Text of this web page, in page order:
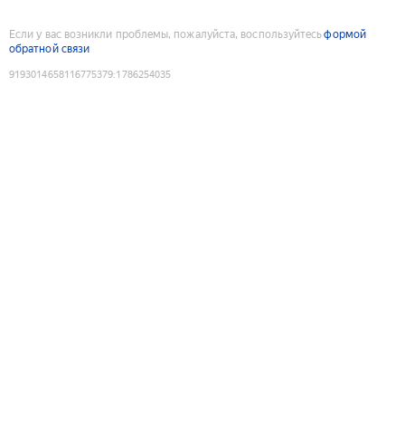
Если у вас возникли проблемы, пожалуйста, воспользуйтесьформой
обратной связи
9193014658116775379:1786254035